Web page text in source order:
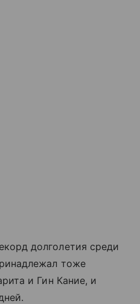
долголетия среди
тоже
и Гин Кание, и